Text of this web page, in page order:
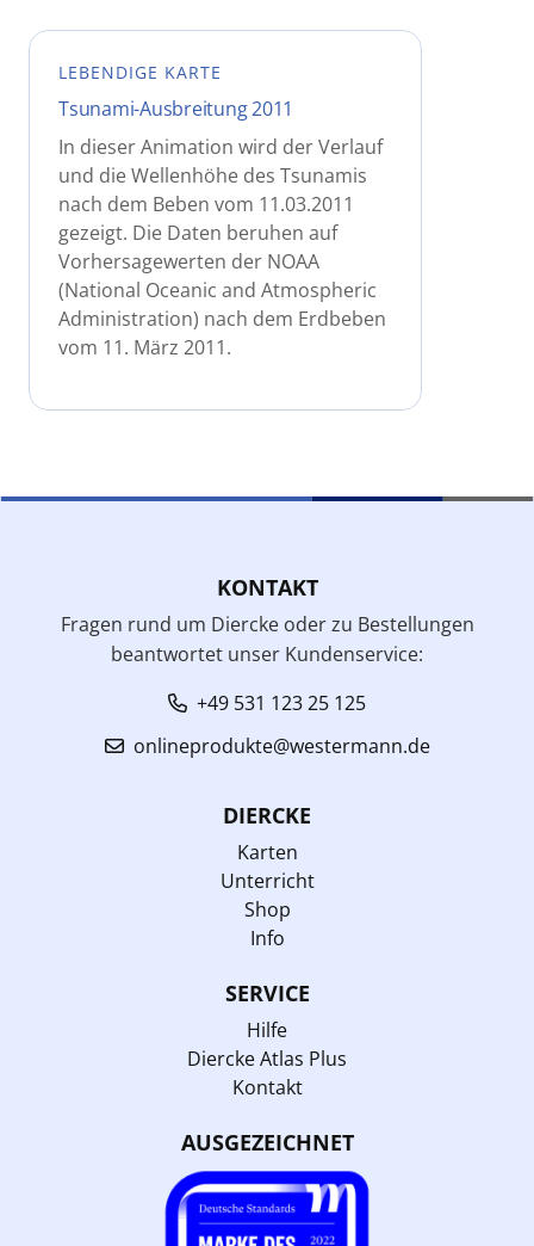
LEBENDIGE KARTE
Tsunami-Ausbreitung 2011
In dieser Animation wird der Verlauf
und die Wellenhöhe des Tsunamis
nach dem Beben vom 11.03.2011
gezeigt. Die Daten beruhen auf
Vorhersagewerten der NOAA
(National Oceanic and Atmospheric
Administration) nach dem Erdbeben
vom 11. März 2011.
KONTAKT
Fragen rund um Diercke oder zu Bestellungen
beantwortet unser Kundenservice:
+49 531 123 25 125
onlineprodukte@westermann.de
DIERCKE
Karten
Unterricht
Shop
Info
SERVICE
Hilfe
Diercke Atlas Plus
Kontakt
AUSGEZEICHNET